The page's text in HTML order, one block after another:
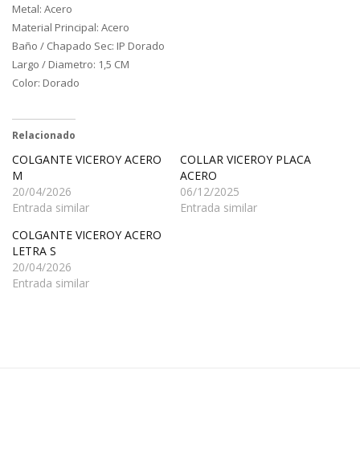
Metal: Acero
Material Principal: Acero
Baño / Chapado Sec: IP Dorado
Largo / Diametro: 1,5 CM
Color: Dorado
Relacionado
COLGANTE VICEROY ACERO
M
20/04/2026
Entrada similar
COLLAR VICEROY PLACA
ACERO
06/12/2025
Entrada similar
COLGANTE VICEROY ACERO
LETRA S
20/04/2026
Entrada similar